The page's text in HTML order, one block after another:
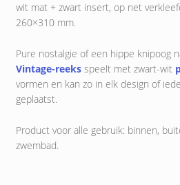
wit mat + zwart insert, op net
260×310 mm.
Pure nostalgie of een hippe knipoog
Vintage-reeksspeelt met zwart-wit
vormen en kan zo in elk design of
geplaatst.
Product voor alle gebruik: binnen,
zwembad.